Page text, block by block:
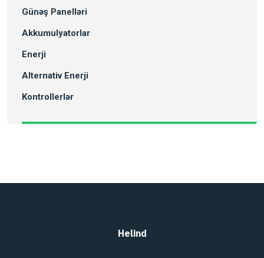
Günəş Panelləri
Akkumulyatorlar
Enerji
Alternativ Enerji
Kontrollerlər
Helind